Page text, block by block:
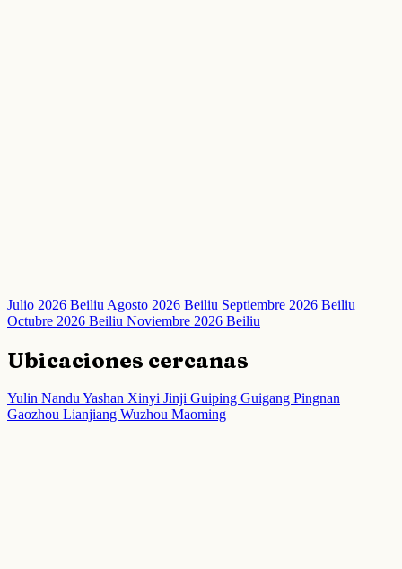
Julio 2026 Beiliu Agosto 2026 Beiliu Septiembre 2026 Beiliu
Octubre 2026 Beiliu Noviembre 2026 Beiliu
Ubicaciones cercanas
Yulin NanduYashan Xinyi Jinji Guiping Guigang Pingnan
Gaozhou Lianjiang Wuzhou Maoming